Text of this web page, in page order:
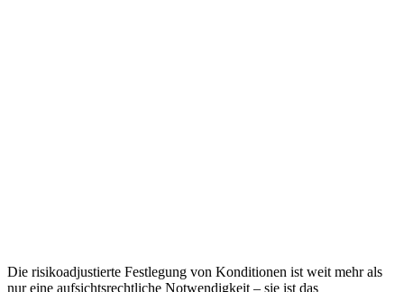
Die risikoadjustierte Festlegung von Konditionen ist weit mehr als
nur eine aufsichtsrechtliche Notwendigkeit – sie ist das